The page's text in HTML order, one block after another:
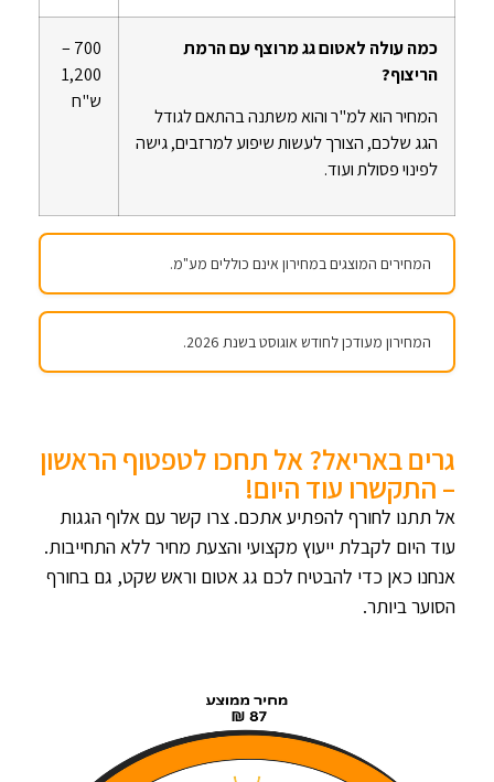
כמה עולה לאטום גג מרוצף עם הרמת
הריצוף?
המחיר הוא למ"ר והוא משתנה בהתאם לגודל
הגג שלכם, הצורך לעשות שיפוע למרזבים, גישה
לפינוי פסולת ועוד.
700 –
1,200
ש"ח
המחירים המוצגים במחירון אינם כוללים מע"מ.
המחירון מעודכן לחודש אוגוסט בשנת 2026.
גרים באריאל? אל תחכו לטפטוף הראשון
– התקשרו עוד היום!
אל תתנו לחורף להפתיע אתכם. צרו קשר עם אלוף הגגות
עוד היום לקבלת ייעוץ מקצועי והצעת מחיר ללא התחייבות.
אנחנו כאן כדי להבטיח לכם גג אטום וראש שקט, גם בחורף
הסוער ביותר.